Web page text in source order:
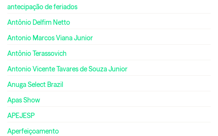
antecipação de feriados
Antônio Delfim Netto
Antonio Marcos Viana Junior
Antônio Terassovich
Antonio Vicente Tavares de Souza Junior
Anuga Select Brazil
Apas Show
APEJESP
Aperfeiçoamento